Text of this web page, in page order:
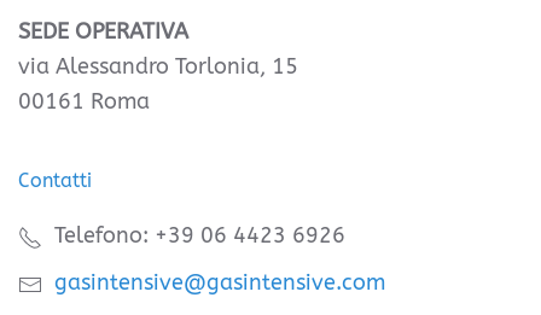
SEDE OPERATIVA
via Alessandro Torlonia, 15
00161 Roma
Contatti
Telefono: +39 06 4423 6926
gasintensive@gasintensive.com